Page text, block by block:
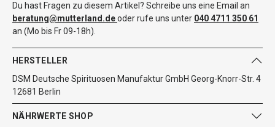
Du hast Fragen zu diesem Artikel? Schreibe uns eine Email an
beratung@mutterland.deoder rufe uns unter 040 4711 350 61
an (Mo bis Fr 09-18h).
HERSTELLER
DSM Deutsche Spirituosen Manufaktur GmbH Georg-Knorr-Str. 4
12681 Berlin
NÄHRWERTE SHOP